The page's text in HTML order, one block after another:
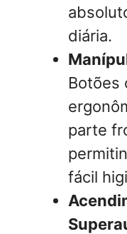
diária.
Botões
parte
fácil